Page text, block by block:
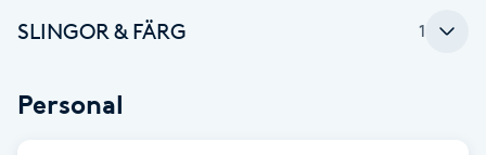
SLINGOR & FÄRG 1
Personal